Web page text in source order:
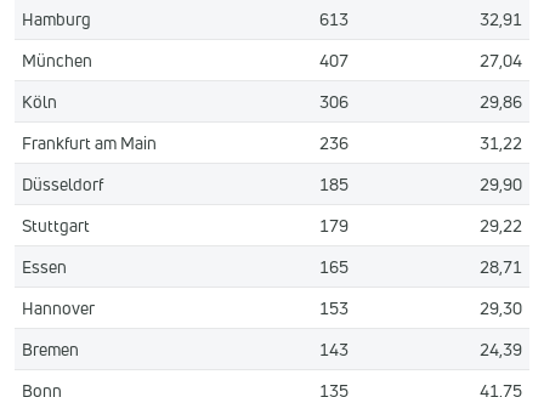
Hamburg
613
32,91
München
407
27,04
Köln
306
29,86
Frankfurt am Main
236
31,22
Düsseldorf
185
29,90
Stuttgart
179
29,22
Essen
165
28,71
Hannover
153
29,30
Bremen
143
24,39
Bonn
135
41,75